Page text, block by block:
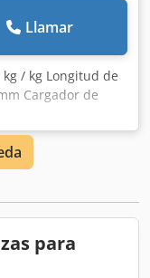
Llamar
/ kg Longitud de
Cargador de
Capacidad de
batería: 45,6 V
Umax: 1,68
de protección: IP21
para